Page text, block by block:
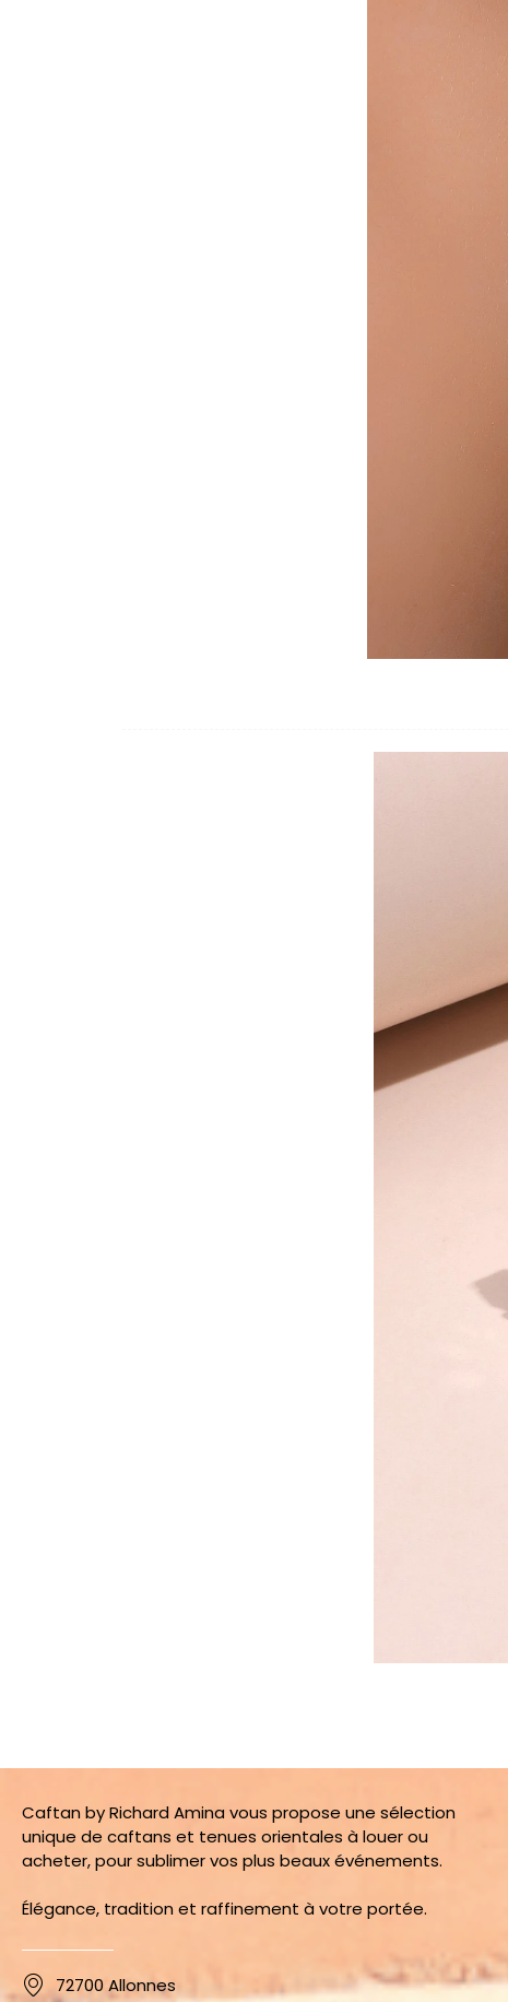
Caftan by Richard Amina vous propose une sélection
unique de caftans et tenues orientales à louer ou
acheter, pour sublimer vos plus beaux événements.
Élégance, tradition et raffinement à votre portée.
72700 Allonnes